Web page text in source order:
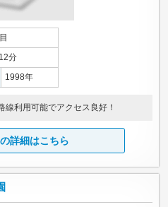
分
1998年
利用可能でアクセス良好！
詳細はこちら